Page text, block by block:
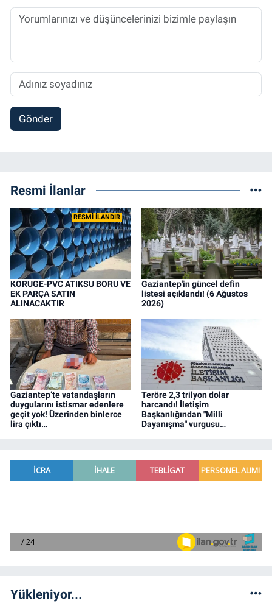
Spor, Sağlık ve Ekonomi Editörü olarak
sürdürmektedir.
Gönder
Resmi İlanlar
RESMİ İLANDIR
KORUGE-PVC ATIKSU BORU VE
EK PARÇA SATIN
ALINACAKTIR
Gaziantep'in güncel defin
listesi açıklandı! (6 Ağustos
2026)
Gaziantep’te vatandaşların
duygularını istismar edenlere
geçit yok! Üzerinden binlerce
lira çıktı…
Teröre 2,3 trilyon dolar
harcandı! İletişim
Başkanlığından "Milli
Dayanışma" vurgusu…
Yükleniyor...